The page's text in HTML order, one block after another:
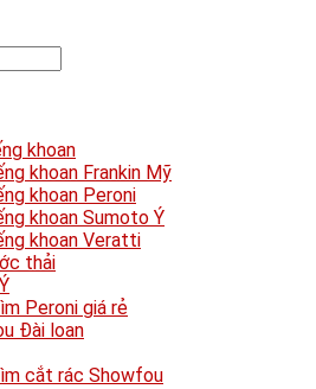
khoan
khoan Frankin Mỹ
khoan Peroni
khoan Sumoto Ý
khoan Veratti
thải
Peroni giá rẻ
Đài loan
cắt rác Showfou